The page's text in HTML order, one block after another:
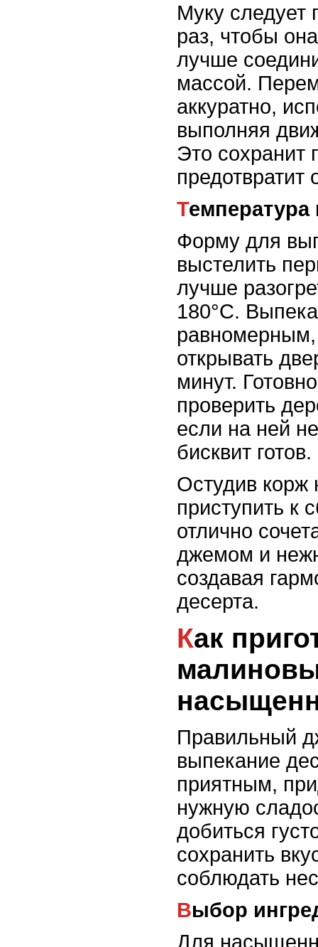
Муку следует
раз, чтобы
лучше
массой.
аккуратно,
выполняя
Это сохранит
предотвратит
Форму для
выстелить
лучше
180°C.
равномерным,
открывать
минут.
проверить
если на ней
бисквит готов.
Остудив корж
приступить к
отлично
джемом и
создавая
десерта.
Как приготовить густой
Правильный
выпекание
приятным,
нужную
добиться
сохранить
соблюдать
Выбор
Для